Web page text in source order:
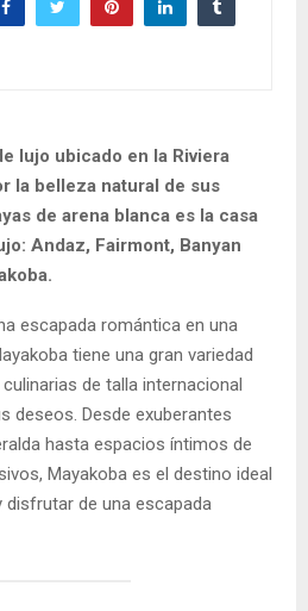
lujo ubicado en la Riviera
la belleza natural de sus
de arena blanca es la casa
Andaz, Fairmont, Banyan
escapada romántica en una
tiene una gran variedad
de talla internacional
deseos. Desde exuberantes
hasta espacios íntimos de
Mayakoba es el destino ideal
disfrutar de una escapada